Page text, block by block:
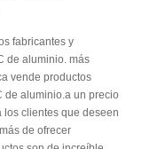
fabricantes y
de aluminio. más
vende productos
de aluminio.a un precio
clientes que deseen
de ofrecer